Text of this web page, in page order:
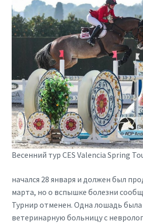
Весенний тур CES Valencia Spring
начался 28 января и должен был
марта, но о вспышке болезни
Турнир отменен. Одна лошадь была
ветеринарную больницу с